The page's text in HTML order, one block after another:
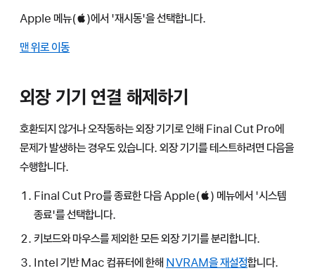
Apple 메뉴()에서 '재시동'을 선택합니다.
맨 위로 이동
외장 기기 연결 해제하기
호환되지 않거나 오작동하는 외장 기기로 인해 Final Cut Pro에
문제가 발생하는 경우도 있습니다. 외장 기기를 테스트하려면 다음을
수행합니다.
Final Cut Pro를 종료한 다음 Apple() 메뉴에서 '시스템
종료'를 선택합니다.
키보드와 마우스를 제외한 모든 외장 기기를 분리합니다.
Intel 기반 Mac 컴퓨터에 한해 NVRAM을 재설정합니다.